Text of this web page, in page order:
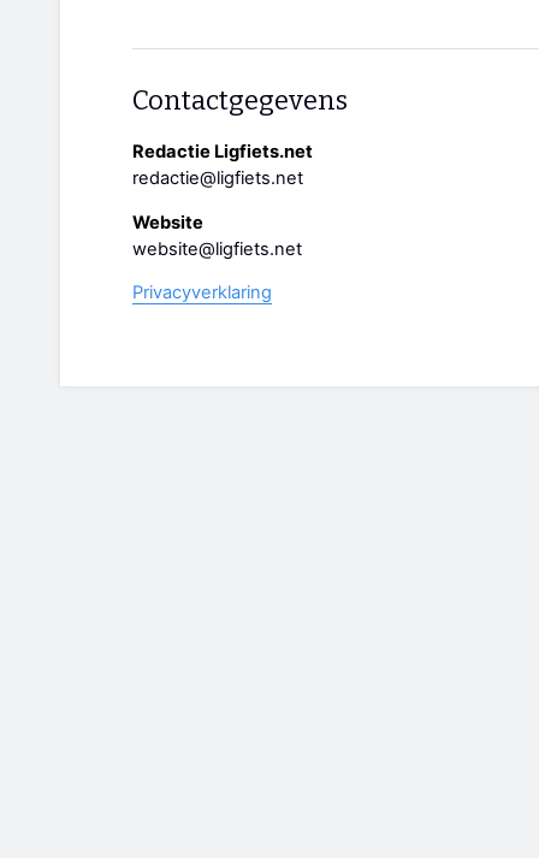
Contactgegevens
Redactie Ligfiets.net
redactie@ligfiets.net
Website
website@ligfiets.net
Privacyverklaring